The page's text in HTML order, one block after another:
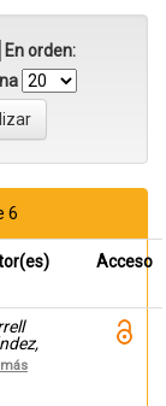
En orden:
6
Acceso